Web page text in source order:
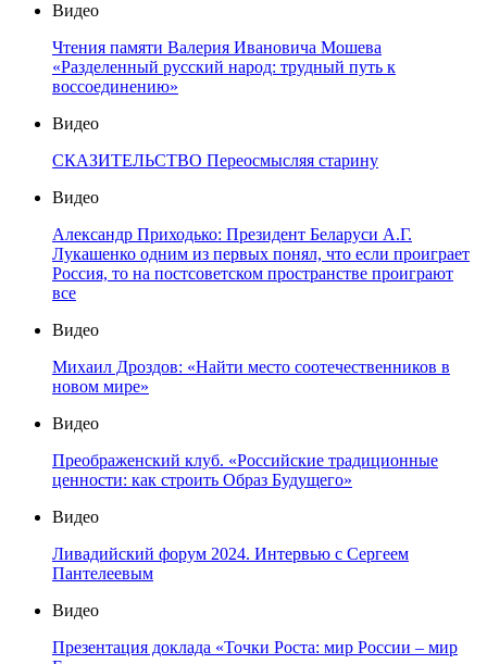
Видео
Чтения памяти Валерия Ивановича Мошева
«Разделенный русский народ: трудный путь к
воссоединению»
Видео
СКАЗИТЕЛЬСТВО Переосмысляя старину
Видео
Александр Приходько: Президент Беларуси А.Г.
Лукашенко одним из первых понял, что если проиграет
Россия, то на постсоветском пространстве проиграют
все
Видео
Михаил Дроздов: «Найти место соотечественников в
новом мире»
Видео
Преображенский клуб. «Российские традиционные
ценности: как строить Образ Будущего»
Видео
Ливадийский форум 2024. Интервью с Сергеем
Пантелеевым
Видео
Презентация доклада «Точки Роста: мир России – мир